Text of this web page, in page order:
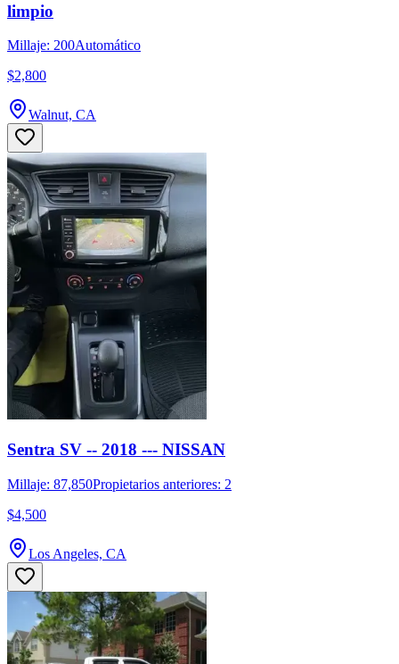
limpio
Millaje: 200Automático
$2,800
Walnut, CA
Sentra SV -- 2018 --- NISSAN
Millaje: 87,850Propietarios anteriores: 2
$4,500
Los Angeles, CA